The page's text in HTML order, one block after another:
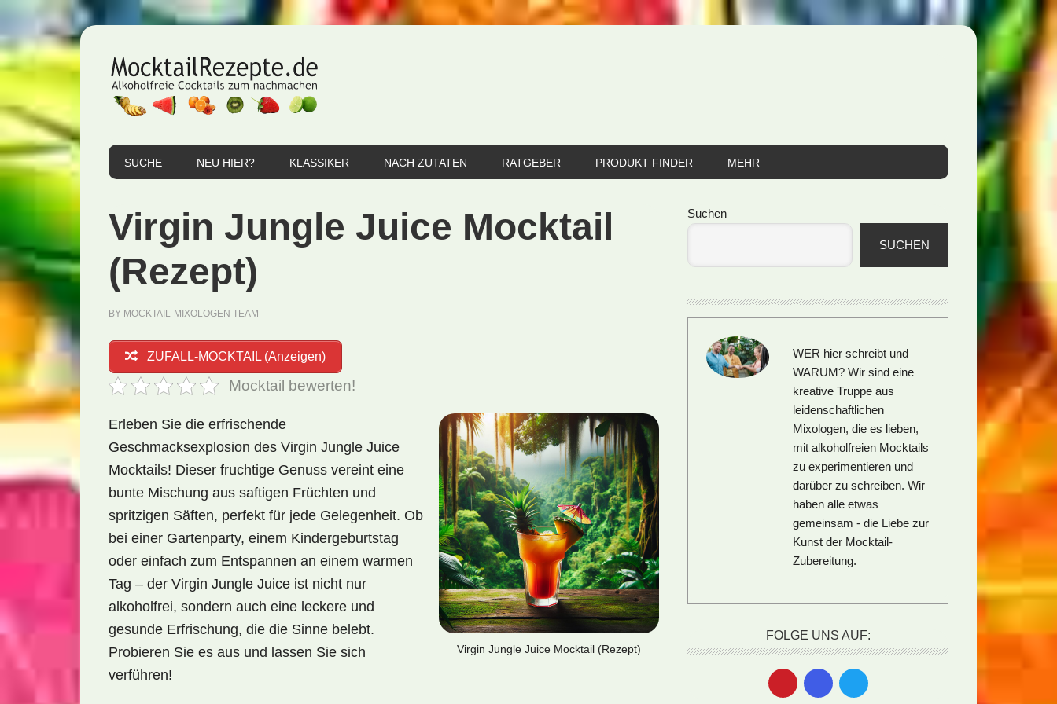
Hauptnavigation
springen
Inhalt
springen
Seitenspalte
springen
SUCHE NEU HIER? KLASSIKER NACH ZUTATEN RATGEBER PRODUKT FINDER MEHR
Virgin Jungle Juice Mocktail
(Rezept)
BY MOCKTAIL-MIXOLOGEN TEAM
ZUFALL-MOCKTAIL (Anzeigen)
Mocktail bewerten!
Virgin Jungle Juice Mocktail (Rezept)
Erleben Sie die erfrischende
Geschmacksexplosion des Virgin Jungle Juice
Mocktails! Dieser fruchtige Genuss vereint eine
bunte Mischung aus saftigen Früchten und
spritzigen Säften, perfekt für jede Gelegenheit. Ob
bei einer Gartenparty, einem Kindergeburtstag
oder einfach zum Entspannen an einem warmen
Tag – der Virgin Jungle Juice ist nicht nur
alkoholfrei, sondern auch eine leckere und
gesunde Erfrischung, die die Sinne belebt.
Probieren Sie es aus und lassen Sie sich
verführen!
Seitenspalte
Suchen
SUCHEN
WER hier schreibt und
WARUM?Wir sind eine
kreative Truppe aus
leidenschaftlichen
Mixologen, die es lieben,
mit alkoholfreien Mocktails
zu experimentieren und
darüber zu schreiben. Wir
haben alle etwas
gemeinsam - die Liebe zur
Kunst der Mocktail-
Zubereitung.
FOLGE UNS AUF: